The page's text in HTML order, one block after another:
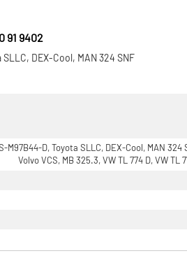
91 9402
DEX-Cool, MAN 324 SNF
M97B44-D, Toyota SLLC, DEX-Cool, MAN 324
Volvo VCS, MB 325.3, VW TL 774 D, VW TL